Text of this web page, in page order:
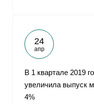
24
апр
В 1 квартале 2019
увеличила выпуск
4%